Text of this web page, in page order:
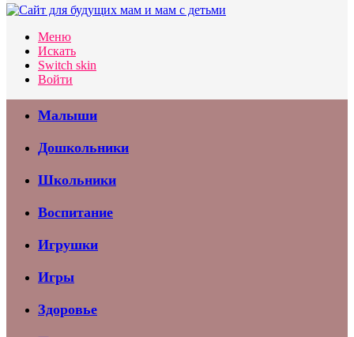
Меню
Искать
Switch skin
Войти
Малыши
Дошкольники
Школьники
Воспитание
Игрушки
Игры
Здоровье